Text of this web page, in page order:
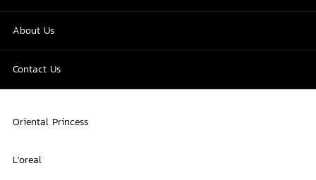
About Us
Contact Us
Oriental Princess
L'oreal